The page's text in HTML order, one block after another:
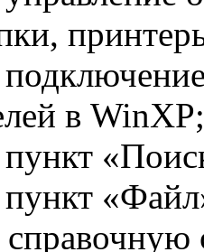
в WinXP;
пункт
пункт